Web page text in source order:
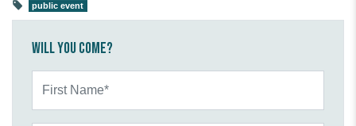
public event
Will you come?